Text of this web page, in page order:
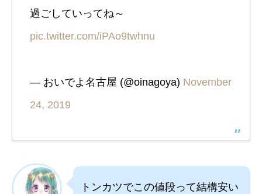
過ごしていってね～
pic.twitter.com/iPAo9twhnu
— おいでよ名古屋 (@oinagoya) November
24, 2019
トンカツでこの値段って結構安い